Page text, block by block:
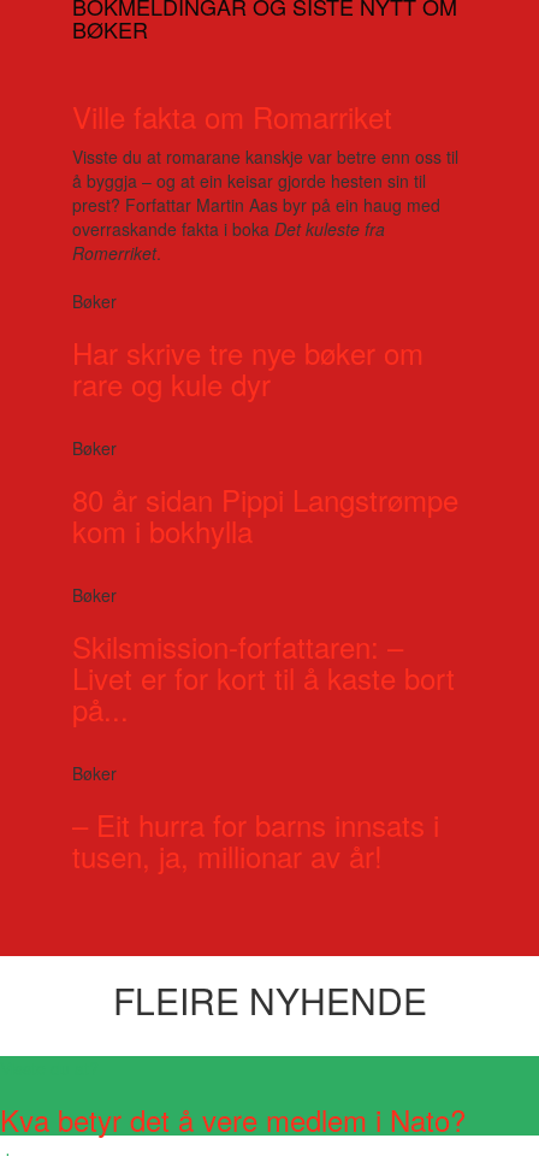
BØKER
Ville fakta om Romarriket
Visste du at romarane kanskje var betre enn oss til
å byggja – og at ein keisar gjorde hesten sin til
prest? Forfattar Martin Aas byr på ein haug med
overraskande fakta i boka Det kuleste fra
Romerriket.
Bøker
Har skrive tre nye bøker om
rare og kule dyr
Bøker
80 år sidan Pippi Langstrømpe
kom i bokhylla
Bøker
Skilsmission-forfattaren: –
Livet er for kort til å kaste bort
på...
Bøker
– Eit hurra for barns innsats i
tusen, ja, millionar av år!
FLEIRE NYHENDE
Kva betyr det å vere medlem i Nato?